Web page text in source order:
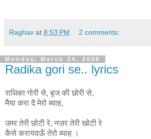
Raghav at 8:53 PM 2 comments:
Monday, March 24, 2008
Radika gori se.. lyrics
राधिका गोरी से, बृज की छोरी से,
मैया करा दै मेरो ब्याह,
उमर तेरी छोटी रे, नज़र तेरी खोटी रे
कैसे करायदऊँ तेरो ब्याह ।